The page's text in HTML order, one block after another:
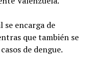
se encarga de
que también se
de dengue.